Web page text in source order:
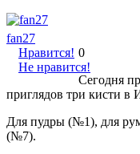
fan27
Нравится!
Не нравится!
0
Сегодня
приглядов три кисти в
Для пудры (№1), для
(№7).